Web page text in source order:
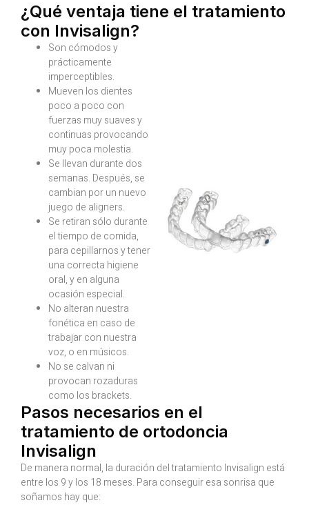
¿Qué ventaja tiene el tratamiento
con Invisalign?
Son cómodos y
prácticamente
imperceptibles.
Mueven los dientes
poco a poco con
fuerzas muy suaves y
continuas provocando
muy poca molestia.
Se llevan durante dos
semanas. Después, se
cambian por un nuevo
juego de aligners.
Se retiran sólo durante
el tiempo de comida,
para cepillarnos y tener
una correcta higiene
oral, y en alguna
ocasión especial.
No alteran nuestra
fonética en caso de
trabajar con nuestra
voz, o en músicos.
No se calvan ni
provocan rozaduras
como los brackets.
Pasos necesarios en el
tratamiento de ortodoncia
Invisalign
De manera normal, la duración del tratamiento Invisalign está
entre los 9 y los 18 meses. Para conseguir esa sonrisa que
soñamos hay que: